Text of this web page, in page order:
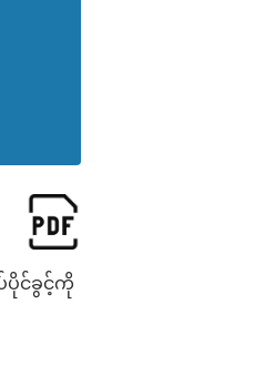
ပိုင်ခွင့်ကို